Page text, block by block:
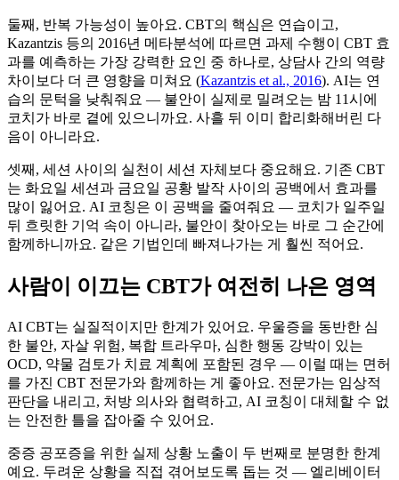
둘째, 반복 가능성이 높아요. CBT의 핵심은 연습이고,
Kazantzis 등의 2016년 메타분석에 따르면 과제 수행이 CBT 효
과를 예측하는 가장 강력한 요인 중 하나로, 상담사 간의 역량
차이보다 더 큰 영향을 미쳐요 (Kazantzis et al., 2016). AI는 연
습의 문턱을 낮춰줘요 — 불안이 실제로 밀려오는 밤 11시에
코치가 바로 곁에 있으니까요. 사흘 뒤 이미 합리화해버린 다
음이 아니라요.
셋째, 세션 사이의 실천이 세션 자체보다 중요해요. 기존 CBT
는 화요일 세션과 금요일 공황 발작 사이의 공백에서 효과를
많이 잃어요. AI 코칭은 이 공백을 줄여줘요 — 코치가 일주일
뒤 흐릿한 기억 속이 아니라, 불안이 찾아오는 바로 그 순간에
함께하니까요. 같은 기법인데 빠져나가는 게 훨씬 적어요.
사람이 이끄는 CBT가 여전히 나은 영역
AI CBT는 실질적이지만 한계가 있어요. 우울증을 동반한 심
한 불안, 자살 위험, 복합 트라우마, 심한 행동 강박이 있는
OCD, 약물 검토가 치료 계획에 포함된 경우 — 이럴 때는 면허
를 가진 CBT 전문가와 함께하는 게 좋아요. 전문가는 임상적
판단을 내리고, 처방 의사와 협력하고, AI 코칭이 대체할 수 없
는 안전한 틀을 잡아줄 수 있어요.
중증 공포증을 위한 실제 상황 노출이 두 번째로 분명한 한계
예요. 두려운 상황을 직접 겪어보도록 돕는 것 — 엘리베이터